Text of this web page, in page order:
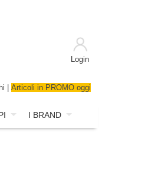
Login
Articoli in PROMO oggi
I BRAND